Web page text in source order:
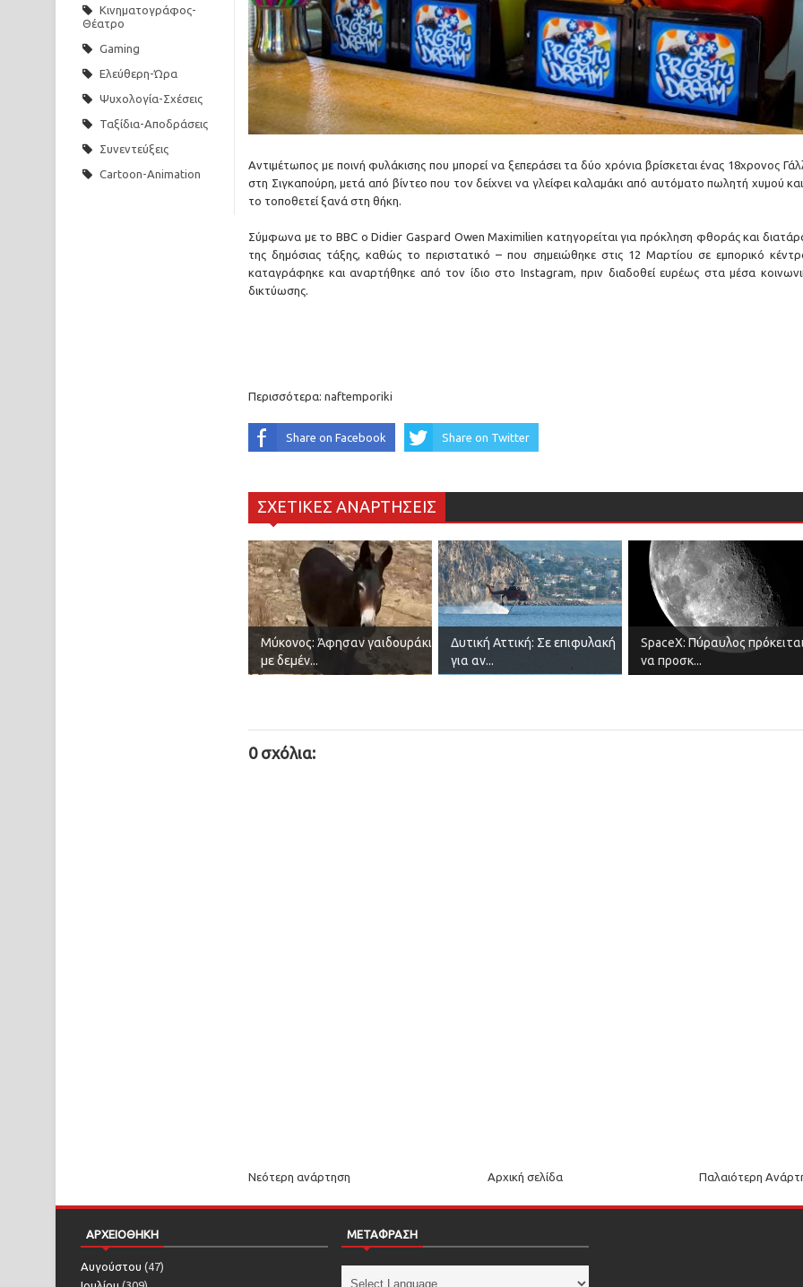
Λευκαύγεια: Τι είναι αυτό το φαινόμενο και γιατί μπορεί να επιταχύνει την υπερθέρμανση του πλανήτη
Ινδία: 14 άτομα έχασαν τη ζωή τους από κεραυνούς στην πολιτεία Τζαρκάντ
Μύκονος: Άφησαν γαιδουράκι με δεμένα πόδια μέσα στον ήλιο
Κινηματογράφος-
Θέατρο
Gaming
Ελεύθερη-Ώρα
Ψυχολογία-Σχέσεις
Ταξίδια-Αποδράσεις
Συνεντεύξεις
Cartoon-Animation
Αντιμέτωπος με ποινή φυλάκισης που μπορεί να ξεπεράσει τα δύο χρόνια βρίσκεται ένας 18χρονος
στη Σιγκαπούρη, μετά από βίντεο που τον δείχνει να γλείφει καλαμάκι από αυτόματο πωλητή χυμού
το τοποθετεί ξανά στη θήκη.
Σύμφωνα με το BBC ο Didier Gaspard Owen Maximilien κατηγορείται για πρόκληση φθοράς και
της δημόσιας τάξης, καθώς το περιστατικό – που σημειώθηκε στις 12 Μαρτίου σε εμπορικό
καταγράφηκε και αναρτήθηκε από τον ίδιο στο Instagram, πριν διαδοθεί ευρέως στα μέσα
δικτύωσης.
Περισσότερα: naftemporiki
Share on Facebook Share on Twitter
ΣΧΕΤΙΚΕΣ ΑΝΑΡΤΗΣΕΙΣ
Μύκονος: Άφησαν γαιδουράκι
με δεμέν...
Δυτική Αττική: Σε επιφυλακή
για αν...
SpaceX: Πύραυλος
να προσκ...
0 σχόλια:
Νεότερη ανάρτηση Παλαιότερη
Αρχική σελίδα
ΑΡΧΕΙΟΘΗΚΗ
Αυγούστου (47)
ΜΕΤΑΦΡΑΣΗ